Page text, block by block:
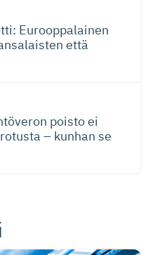
Eurooppalainen
että
poisto ei
– kunhan se